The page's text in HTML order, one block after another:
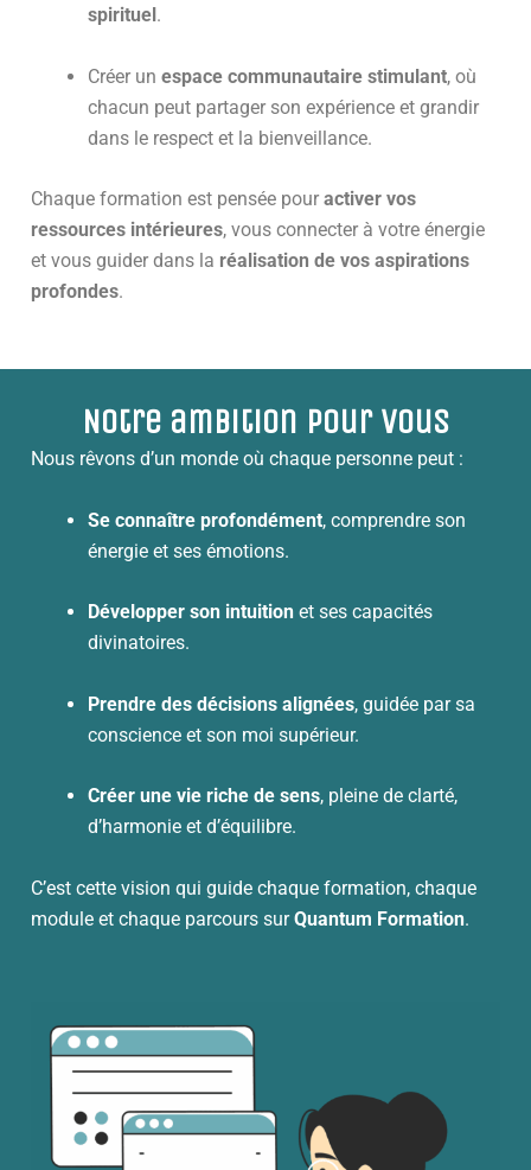
spirituel .
Créer un espace communautaire stimulant, où
chacun peut partager son expérience et grandir
dans le respect et la bienveillance.
Chaque formation est pensée pour activer vos
ressources intérieures, vous connecter à votre énergie
et vous guider dans la réalisation de vos aspirations
profondes.
Notre ambition pour vous
Nous rêvons d’un monde où chaque personne peut :
Se connaître profondément, comprendre son
énergie et ses émotions.
Développer son intuition et ses capacités
divinatoires.
Prendre des décisions alignées, guidée par sa
conscience et son moi supérieur.
Créer une vie riche de sens, pleine de clarté,
d’harmonie et d’équilibre.
C’est cette vision qui guide chaque formation, chaque
module et chaque parcours surQuantum Formation.